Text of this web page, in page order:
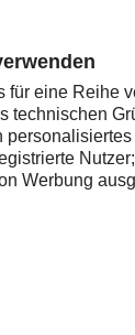
für eine Reihe
technischen
Werbung